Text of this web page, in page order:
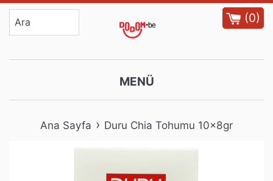
İçeriğe
atla
(0)
MENÜ
Ana Sayfa › Duru Chia Tohumu 10x8gr